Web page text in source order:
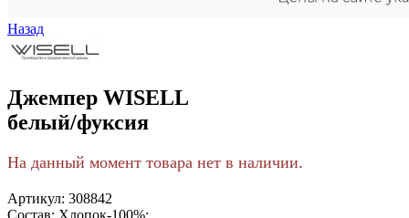
Назад
Джемпер WISELL
белый/фуксия
На данный момент товара нет в наличии.
Артикул: 308842